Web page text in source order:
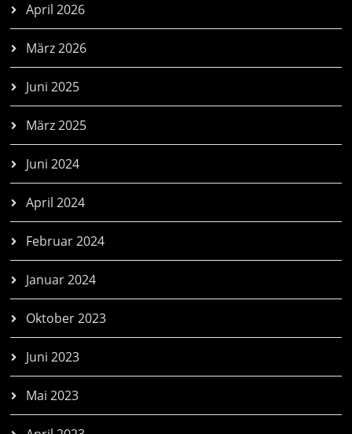
April 2026
März 2026
Juni 2025
März 2025
Juni 2024
April 2024
Februar 2024
Januar 2024
Oktober 2023
Juni 2023
Mai 2023